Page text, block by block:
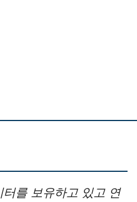
를 보유하고 있고 연